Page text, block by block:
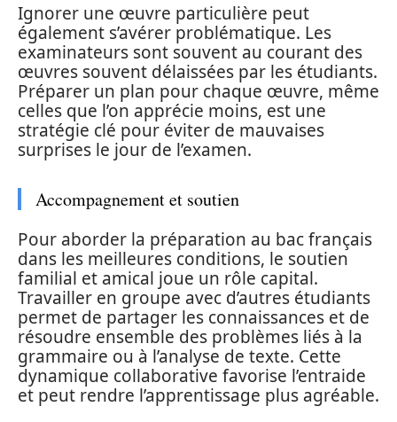
Ignorer une œuvre particulière peut
également s’avérer problématique. Les
examinateurs sont souvent au courant des
œuvres souvent délaissées par les étudiants.
Préparer un plan pour chaque œuvre, même
celles que l’on apprécie moins, est une
stratégie clé pour éviter de mauvaises
surprises le jour de l’examen.
Accompagnement et soutien
Pour aborder la préparation au bac français
dans les meilleures conditions, le soutien
familial et amical joue un rôle capital.
Travailler en groupe avec d’autres étudiants
permet de partager les connaissances et de
résoudre ensemble des problèmes liés à la
grammaire ou à l’analyse de texte. Cette
dynamique collaborative favorise l’entraide
et peut rendre l’apprentissage plus agréable.